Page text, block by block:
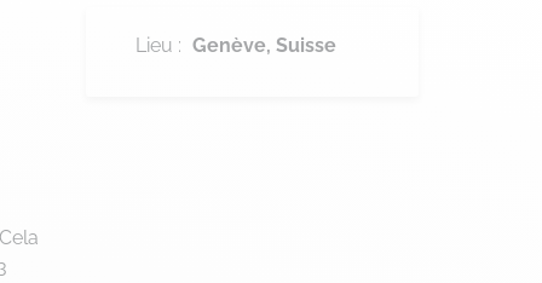
Lieu : Genève Suisse